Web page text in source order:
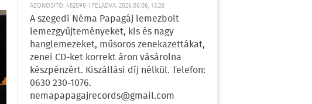
AZONOSÍTÓ: 452096 | FELADVA: 2026.08.06, 13:28
A szegedi Néma Papagáj lemezbolt
lemezgyűjteményeket, kis és nagy
hanglemezeket, műsoros zenekazettákat,
zenei CD-ket korrekt áron vásárolna
készpénzért. Kiszállási díj nélkül. Telefon:
0630 230-1076.
nemapapagajrecords@gmail.com